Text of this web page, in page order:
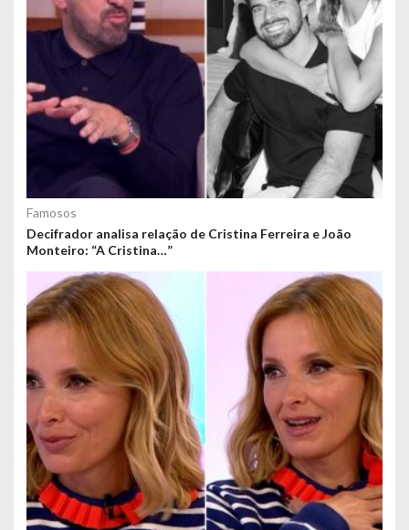
Famosos
Decifrador analisa relação de Cristina Ferreira e João
Monteiro: “A Cristina…”